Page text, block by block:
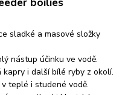
sladké a masové složky
nástup účinku ve vodě.
kapry i další bílé ryby z okolí.
v teplé i studené vodě.